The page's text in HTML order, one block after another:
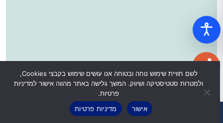
לשם חוויית שימוש נוחה ובטוחה אנו עושים שימוש בקבצי Cookies,
ולמטרות סטטיסטיקה ושיווק. המשך גלישה באתר מהווה אישור למדיניות
פרטיות.
אישור
מדיניות פרטיות